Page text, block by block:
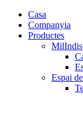
Casa
Companyia
Productes
Espai